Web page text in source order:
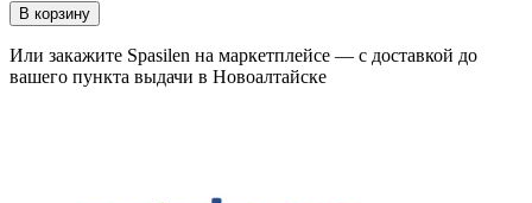
В корзину
Или закажите Spasilen на маркетплейсе — с доставкой до
вашего пункта выдачи в Новоалтайске